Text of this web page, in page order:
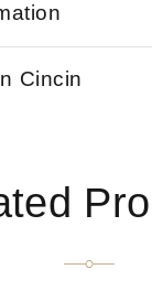
Cincin